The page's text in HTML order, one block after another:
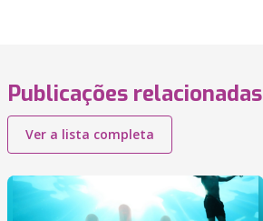
Publicações relacionadas
Ver a lista completa